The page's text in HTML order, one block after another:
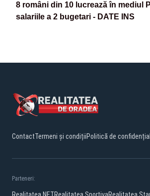
8 români din 10 lucrează în mediul
salariile a 2 bugetari - DATE INS
ContactTermeni și condițiiPolitică de
Parteneri: